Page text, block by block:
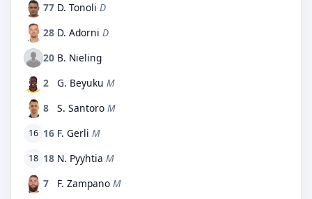
77 D. Tonoli D
28 D. Adorni D
20 B. Nieling
2
G. Beyuku M
8
S. Santoro M
16 16 F. Gerli M
18 18 N. Pyyhtia M
7
F. Zampano M